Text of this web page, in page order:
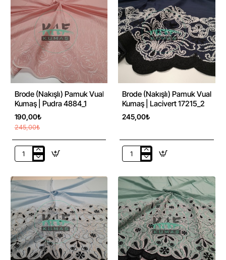
Kumaş
|
4933
Lacivert
Kumaş
|
Beyaz
4933
-22%
Brode (Nakışlı) Pamuk Vual
Kumaş | Pudra 4884_1
190,00₺
245,00₺
Brode
Pamuk
Vual
Kumaş
|
Pudra
4884_1
Brode (Nakışlı) Pamuk Vual
Kumaş | Lacivert 17215_2
245,00₺
Brode
Pamuk
Vual
Kumaş
|
Lacivert
17215_2